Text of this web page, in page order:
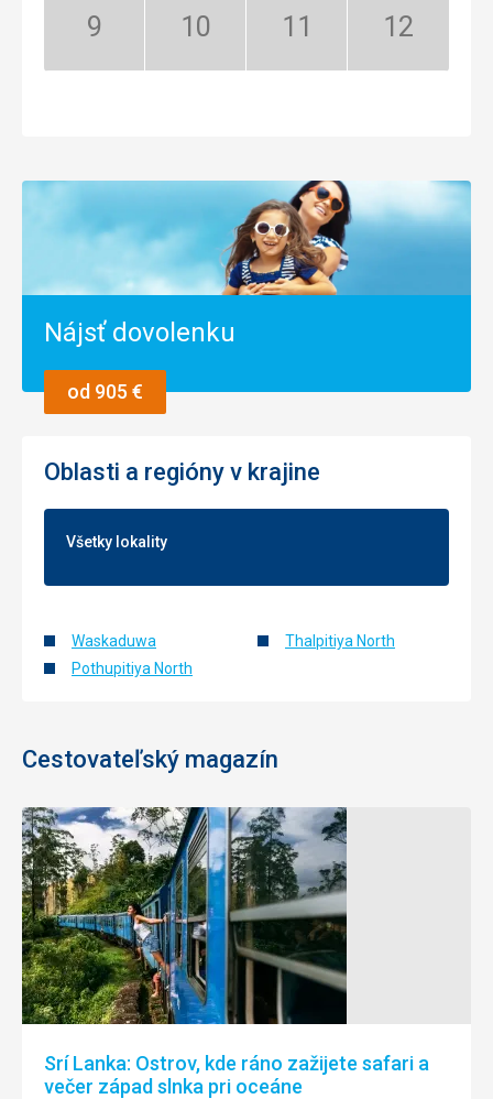
September:
Október:
November:
December:
Nájsť dovolenku
od 905 €
Oblasti a regióny v krajine
Všetky lokality
Waskaduwa
Pothupitiya North
Thalpitiya North
Cestovateľský magazín
Srí Lanka: Ostrov, kde ráno zažijete safari a
večer západ slnka pri oceáne